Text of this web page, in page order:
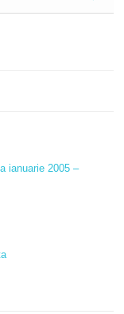
ianuarie 2005 –